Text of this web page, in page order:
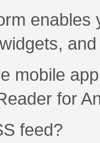
mobile
for
feed?